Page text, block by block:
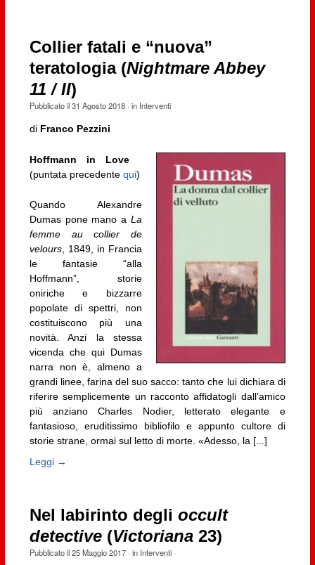
Collier fatali e “nuova”
teratologia (Nightmare Abbey
11 / II)
Pubblicato il31 Agosto 2018· in Interventi·
di Franco Pezzini
Hoffmann in Love
(puntata precedente qui)
Quando Alexandre
Dumas pone mano aLa
femme au collier de
velours, 1849, in Francia
le fantasie “alla
Hoffmann”, storie
oniriche e bizzarre
popolate di spettri, non
costituiscono più una
novità. Anzi la stessa
vicenda che qui Dumas
narra non è, almeno a
grandi linee, farina del suo sacco: tanto che lui dichiara di
riferire semplicemente un racconto affidatogli dall’amico
più anziano Charles Nodier, letterato elegante e
fantasioso, eruditissimo bibliofilo e appunto cultore di
storie strane, ormai sul letto di morte. «Adesso, la [...]
Leggi →
Nel labirinto degli occult
detective(Victoriana23)
Pubblicato il25 Maggio 2017· in Interventi·